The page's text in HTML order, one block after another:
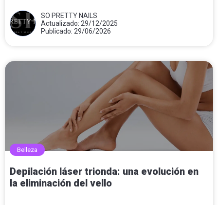
SO PRETTY NAILS
Actualizado: 29/12/2025
Publicado: 29/06/2026
Belleza
Depilación láser trionda: una evolución en
la eliminación del vello